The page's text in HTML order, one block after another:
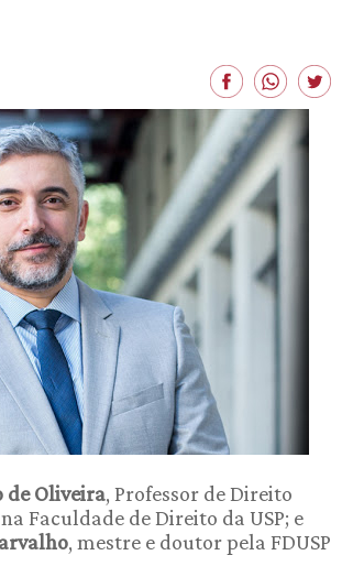
de Oliveira, Professor de Direito
Faculdade de Direito da USP; e
, mestre e doutor pela FDUSP